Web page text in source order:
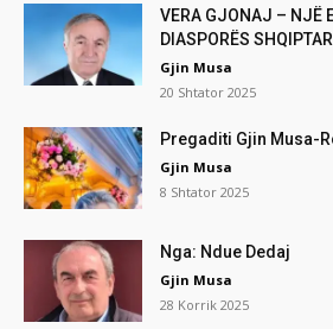
VERA GJONAJ – NJË
DIASPORËS
Gjin Musa
20 Shtator 2025
Pregaditi Gjin Musa-
Gjin Musa
8 Shtator 2025
Nga: Ndue Dedaj
Gjin Musa
28 Korrik 2025